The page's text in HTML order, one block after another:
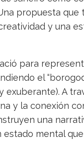
propuesta
y una
para
el
exuberante). A
y la conexión
una
mental